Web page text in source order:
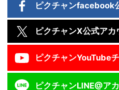
ピクチャンfacebook
ピクチャンX公式アカ
ピクチャンYouTube
ピクチャンLINE@ア